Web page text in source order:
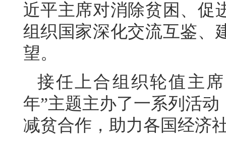
近平主席对消除贫困、促
组织国家深化交流互鉴、
望。
接任上合组织轮值主
年”主题主办了一系列活
减贫合作，助力各国经济